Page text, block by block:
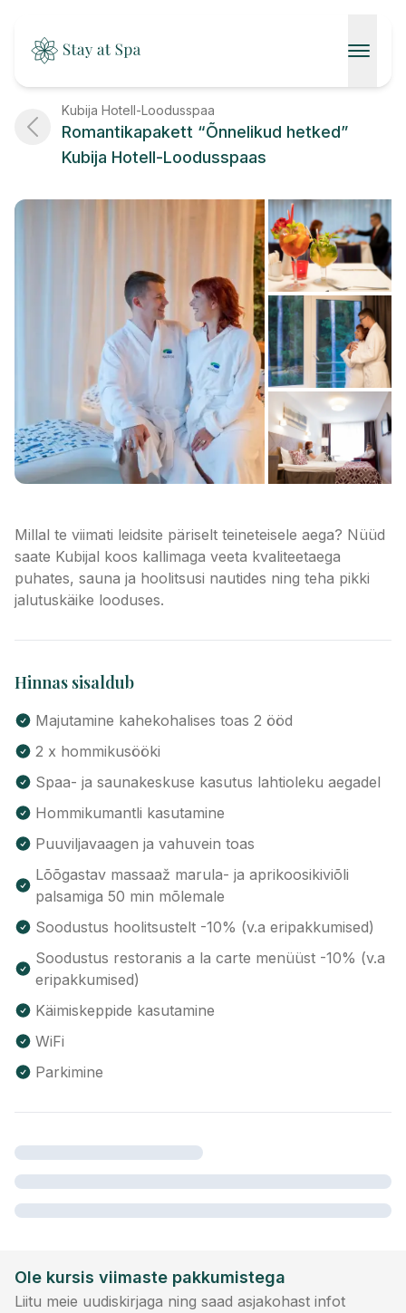
AVALEHT
Kubija Hotell-Loodusspaa
Romantikapakett “Õnnelikud hetked”
Kubija Hotell-Loodusspaas
Millal te viimati leidsite päriselt teineteisele aega? Nüüd
saate Kubijal koos kallimaga veeta kvaliteetaega
puhates, sauna ja hoolitsusi nautides ning teha pikki
jalutuskäike looduses.
Hinnas sisaldub
Majutamine kahekohalises toas 2 ööd
2 x hommikusööki
Spaa- ja saunakeskuse kasutus lahtioleku aegadel
Hommikumantli kasutamine
Puuviljavaagen ja vahuvein toas
Lõõgastav massaaž marula- ja aprikoosikiviõli
palsamiga 50 min mõlemale
Soodustus hoolitsustelt -10% (v.a eripakkumised)
Soodustus restoranis a la carte menüüst -10% (v.a
eripakkumised)
Käimiskeppide kasutamine
WiFi
Parkimine
Ole kursis viimaste pakkumistega
Liitu meie uudiskirjaga ning saad asjakohast infot